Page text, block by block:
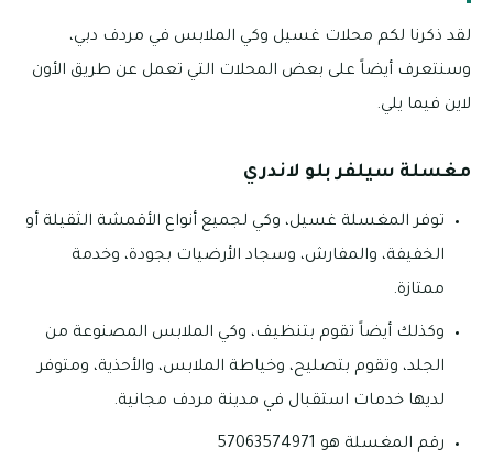
لقد ذكرنا لكم محلات غسيل وكي الملابس في مردف دبي،
وسنتعرف أيضاً على بعض المحلات التي تعمل عن طريق الأون
لاين فيما يلي.
مغسلة سيلفر بلو لاندري
توفر المغسلة غسيل، وكي لجميع أنواع الأقمشة الثقيلة أو
الخفيفة، والمفارش، وسجاد الأرضيات بجودة، وخدمة
ممتازة.
وكذلك أيضاً تقوم بتنظيف، وكي الملابس المصنوعة من
الجلد، وتقوم بتصليح، وخياطة الملابس، والأحذية، ومتوفر
لديها خدمات استقبال في مدينة مردف مجانية.
رقم المغسلة هو 57063574971